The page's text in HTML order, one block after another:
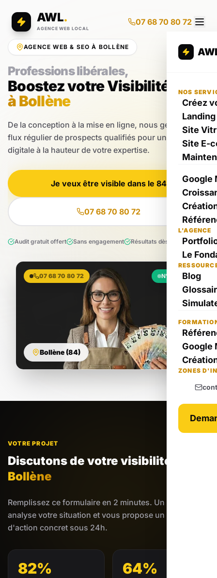
AWL.
AGENCE WEB LOCAL
07 68 70 80 72
NOS
Créez
Site
Site E-
Google
L'AGENCE
Le
Blog
Google
ZONES
AGENCE WEB & SEO À BOLLÈNE
Professions libérales,
Boostez votre Visibilité
à Bollène
De la conception à la mise en ligne, nous générons un
flux régulier de prospects qualifiés pour une présence
digitale à la hauteur de votre expertise.
Je veux être visible dans le 84
07 68 70 80 72
Audit gratuit offert Sans engagement Résultats dès le 1er mois
07 68 70 80 72
Bollène (84)
N°1 Local
VOTRE PROJET
Discutons de votre visibilité
Bollène
Remplissez ce formulaire en 2 minutes. Un expert
analyse votre situation et vous propose un plan
d'action concret sous 24h.
82% 64%